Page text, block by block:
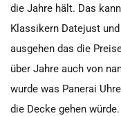
die Jahre hält. Das
Klassikern Datejust
ausgehen das die
über Jahre auch von
wurde was Panerai
die Decke gehen